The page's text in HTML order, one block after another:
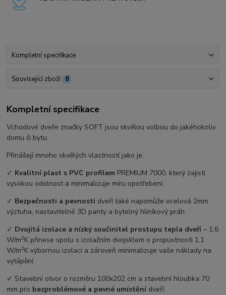
Kompletní specifikace
Související zboží 8
Kompletní specifikace
Vchodové dveře značky SOFT jsou skvělou volbou do jakéhokoliv
domu či bytu.
Přinášejí mnoho skvělých vlastností jako je:
✓ Kvalitní plast s PVC profilem PREMIUM 7000, který zajistí
vysokou odolnost a minimalizuje míru opotřebení.
✓ Bezpečnosti a pevnosti dveří také napomůže ocelová 2mm
výztuha, nastavitelné 3D panty a bytelný hliníkový práh.
✓ Dvojitá izolace a nízký součinitel prostupu tepla dveří –⁠ 1,6
W/m2K přinese spolu s izolačním dvojsklem o propustnosti 1,1
W/m2K výbornou izolaci a zároveň minimalizuje vaše náklady na
vytápění.
✓ Stavební otvor o rozměru 100x202 cm a stavební hloubka 70
mm pro bezproblémové a pevné umístění dveří.